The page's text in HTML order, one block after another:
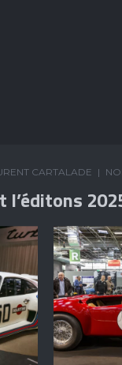
CARTALADE
l’éditons